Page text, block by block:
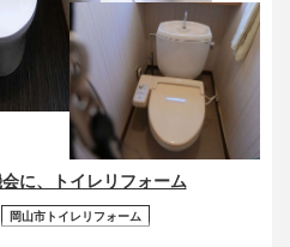
に、トイレリフォーム
岡山市トイレリフォーム